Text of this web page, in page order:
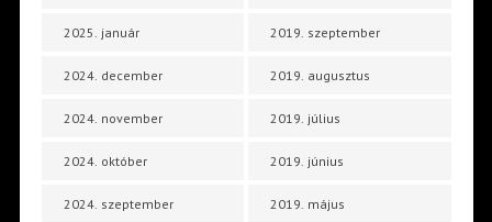
2025. január
2024. december
2024. november
2024. október
2024. szeptember
2019. szeptember
2019. augusztus
2019. július
2019. június
2019. május